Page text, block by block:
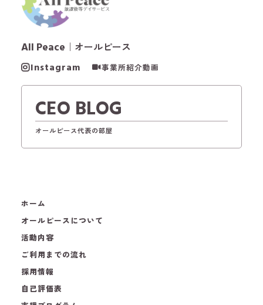
All Peace ｜オールピース
Instagram 事業所紹介動画
CEO BLOG
オールピース代表の部屋
ホーム
オールピースについて
活動内容
ご利用までの流れ
採用情報
自己評価表